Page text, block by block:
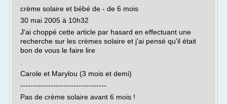
crème solaire et bébé de - de 6 mois
30 mai 2005 à 10h32
J'ai choppé cette article par hasard en effectuant une
recherche sur les crèmes solaire et j'ai pensé qu'il était
bon de vous le faire lire
Carole et Marylou (3 mois et demi)
----------------------------------
Pas de crème solaire avant 6 mois !